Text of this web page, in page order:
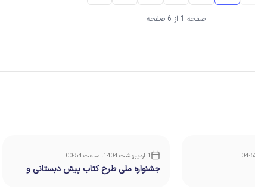
صفحه 1 از 6 صفحه
1 اردیبهشت 1404، ساعت 00:54
جشنواره ملی طرح کتاب پیش دبستانی و